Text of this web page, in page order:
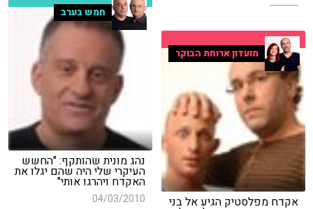
חמש בערב
נהג מונית שהותקף: "החשש
העיקרי שלי היה שהם יגלו את
האקדח ויהרגו אותי"
04/03/2010
מועדון ארוחת הבוקר
אקדח מפלסטיק הגיע אל בני